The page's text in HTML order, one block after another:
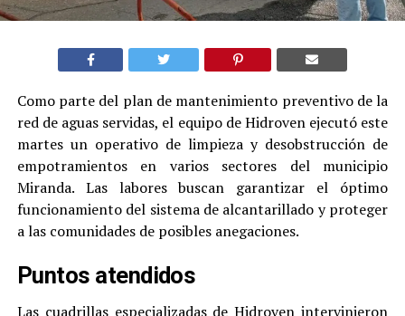
Como parte del plan de mantenimiento preventivo de la
red de aguas servidas, el equipo de Hidroven ejecutó este
martes un operativo de limpieza y desobstrucción de
empotramientos en varios sectores del municipio
Miranda. Las labores buscan garantizar el óptimo
funcionamiento del sistema de alcantarillado y proteger
a las comunidades de posibles anegaciones.
Puntos atendidos
Las cuadrillas especializadas de Hidroven intervinieron